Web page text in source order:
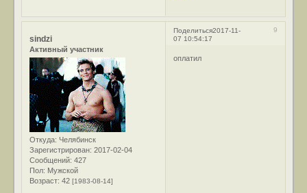
Поделиться 9
2017-11-
07 10:54:17
sindzi
Активный участник
Откуда: Челябинск
Зарегистрирован: 2017-02-04
Сообщений: 427
Пол: Мужской
Возраст: 42[1983-08-14]
оплатил